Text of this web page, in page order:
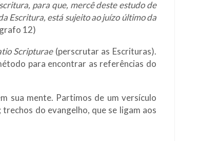
para que, mercê deste estudo de
Escritura, está sujeito ao juízo último da
12)
Scripturae(perscrutar as Escrituras).
para encontrar as referências do
sua mente. Partimos de um versículo
do evangelho, que se ligam aos